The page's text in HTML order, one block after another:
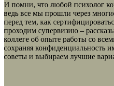
И помни, что любой психолог
ведь все мы прошли через
перед тем, как
проходим супервизию –
коллеге об опыте работы со
сохраняя конфиденциальность
советы и выбираем лучшие